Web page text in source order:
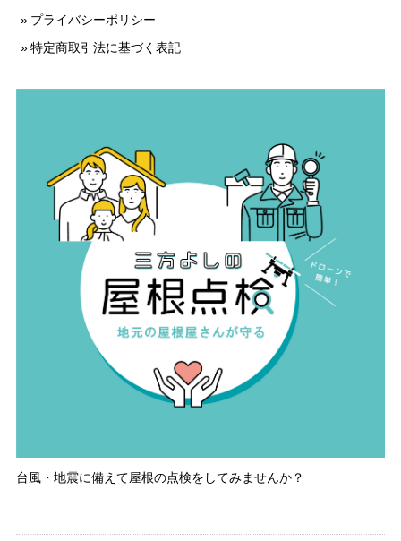
プライバシーポリシー
特定商取引法に基づく表記
台風・地震に備えて屋根の点検をしてみませんか？